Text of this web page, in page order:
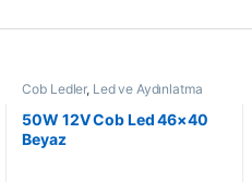
Cob Ledler, Led ve Aydınlatma
50W 12V Cob Led 46×40
Beyaz